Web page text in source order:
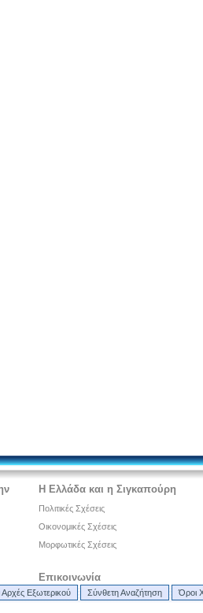
Η Ελλάδα και η Σιγκαπούρη
Πολιτικές Σχέσεις
Οικονομικές Σχέσεις
Μορφωτικές Σχέσεις
Επικοινωνία
Αρχές Εξωτερικού Σύνθετη Αναζήτηση Όροι